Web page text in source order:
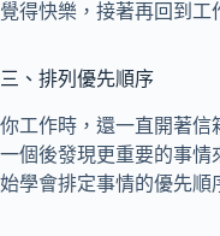
覺得快樂，接著再回到工
三、排列優先順序
你工作時，還一直開著信
一個後發現更重要的事情
始學會排定事情的優先順